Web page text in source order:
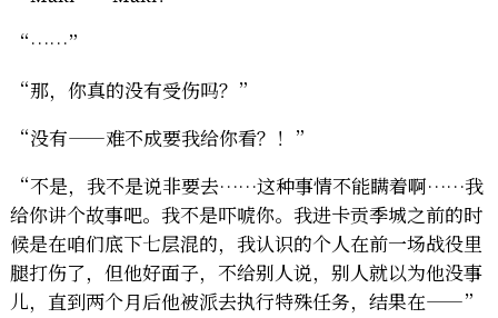
“……”
“那，你真的没有受伤吗？”
“没有——难不成要我给你看？！”
“不是，我不是说非要去……这种事情不能瞒着啊……我
给你讲个故事吧。我不是吓唬你。我进卡贡季城之前的时
候是在咱们底下七层混的，我认识的个人在前一场战役里
腿打伤了，但他好面子，不给别人说，别人就以为他没事
儿，直到两个月后他被派去执行特殊任务，结果在——”